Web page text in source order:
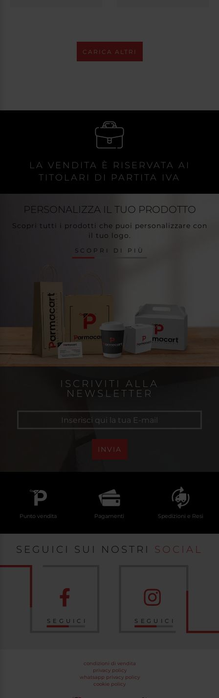
CARICA ALTRI
LA VENDITA È RISERVATA AI
TITOLARI DI PARTITA IVA
PERSONALIZZA IL TUO PRODOTTO
Scopri tutti i prodotti che puoi personalizzare con
il tuo logo.
SCOPRI DI PIÙ
ISCRIVITI ALLA
NEWSLETTER
INVIA
Punto vendita Pagamenti Spedizioni e Resi
SEGUICI SUI NOSTRI SOCIAL
SEGUICI SEGUICI
condizioni di vendita
privacy policy
whatsapp privacy policy
cookie policy